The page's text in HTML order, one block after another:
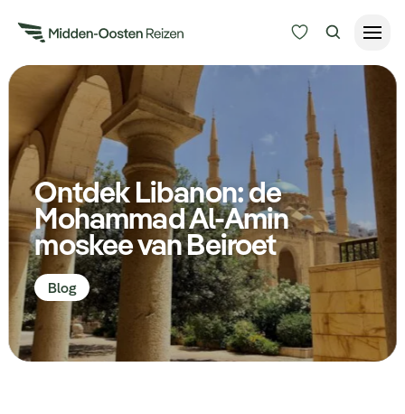
Alle bestemmingen
Type Reizen
Inspiratie
Meer
Reisduur
Budget
Zoeken
Ontdek Libanon: de
Mohammad Al-Amin
moskee van Beiroet
Blog